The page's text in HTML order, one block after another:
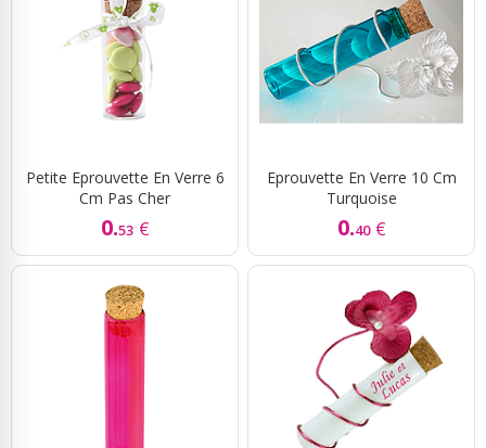
Petite Eprouvette En Verre 6
Cm Pas Cher
0.53 €
Eprouvette En Verre 10 Cm
Turquoise
0.40 €